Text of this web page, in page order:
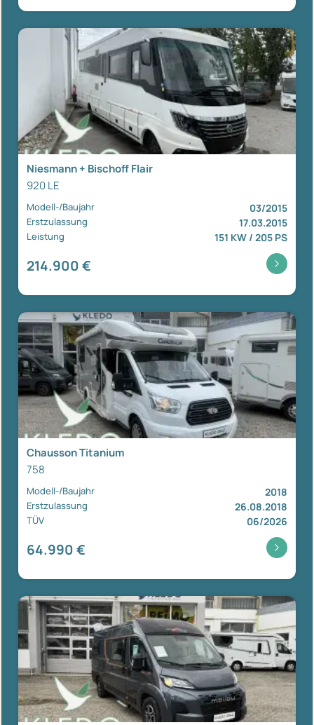
Niesmann + Bischoff Flair
920 LE
Modell-/Baujahr 03/2015
Erstzulassung 17.03.2015
Leistung 151 KW / 205 PS
214.900 €
Chausson Titanium
758
Modell-/Baujahr 2018
Erstzulassung 26.08.2018
TÜV 06/2026
64.990 €